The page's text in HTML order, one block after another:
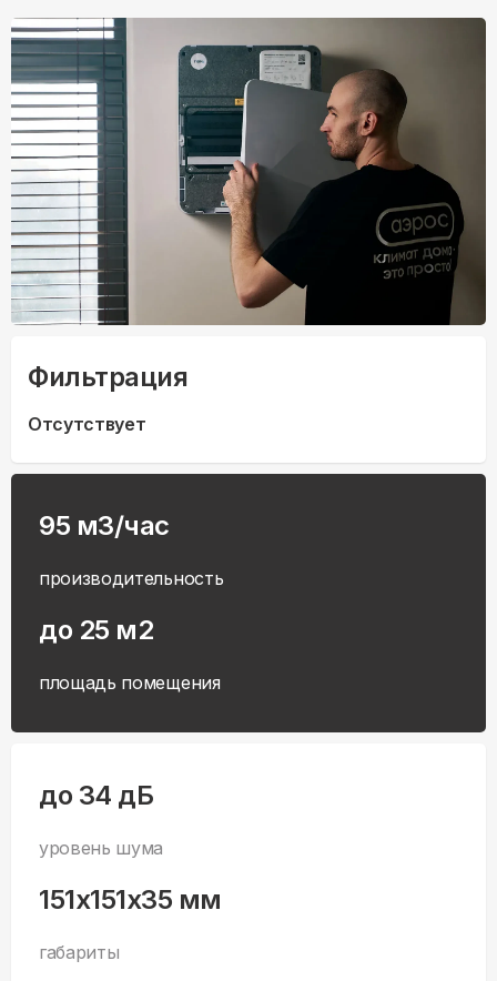
Фильтрация
Отсутствует
95 м3/час
производительность
до 25 м2
площадь помещения
до 34 дБ
уровень шума
151x151x35 мм
габариты